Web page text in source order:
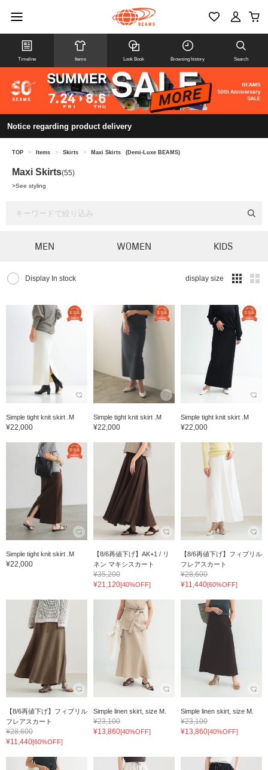
Timeline Items Look Book Browsing history Search
Notice regarding product delivery
TOP > Items > Skirts > Maxi Skirts (Demi-Luxe BEAMS)
Maxi Skirts(55)
>See styling
MEN WOMEN KIDS
Display In stock display size
Simple tight knit skirt .M
¥22,000
Simple tight knit skirt .M
¥22,000
Simple tight knit skirt .M
¥22,000
Simple tight knit skirt .M
¥22,000
【8/6再値下げ】AK+1 / リ
ネン マキシスカート
¥35,200
¥21,120[40%OFF]
【8/6再値下げ】フィブリル
フレアスカート
¥28,600
¥11,440[60%OFF]
【8/6再値下げ】フィブリル
フレアスカート
¥28,600
¥11,440[60%OFF]
Simple linen skirt, size M.
¥23,100
¥13,860[40%OFF]
Simple linen skirt, size M.
¥23,100
¥13,860[40%OFF]